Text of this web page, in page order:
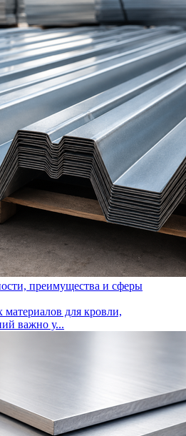
преимущества и сферы
для кровли,
важно у...